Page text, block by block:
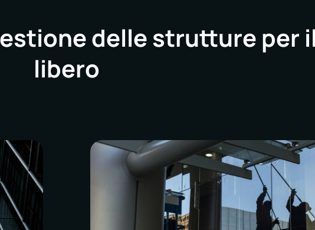
delle strutture per
libero